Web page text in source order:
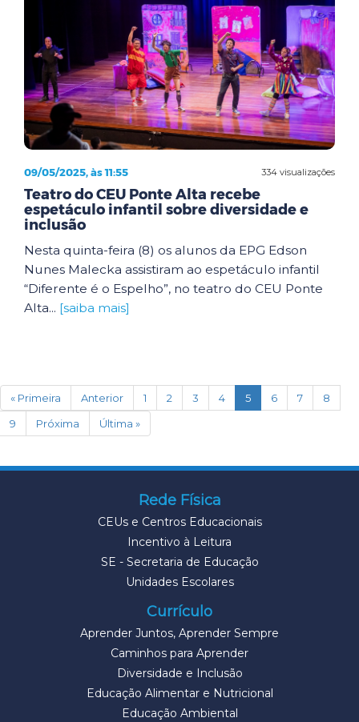
334 visualizações
09/05/2025, às 11:55
Teatro do CEU Ponte Alta recebe
espetáculo infantil sobre diversidade e
inclusão
Nesta quinta-feira (8) os alunos da EPG Edson
Nunes Malecka assistiram ao espetáculo infantil
“Diferente é o Espelho”, no teatro do CEU Ponte
Alta... [saiba mais]
« Primeira Anterior 1 2 3 4 5(current)
6 7
8
9
Próxima Última »
Rede Física
CEUs e Centros Educacionais
Incentivo à Leitura
SE - Secretaria de Educação
Unidades Escolares
Currículo
Aprender Juntos, Aprender Sempre
Caminhos para Aprender
Diversidade e Inclusão
Educação Alimentar e Nutricional
Educação Ambiental